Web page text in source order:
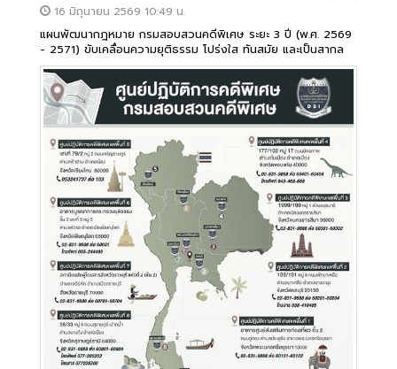
16 มิถุนายน 2569 10:49 น.
แผนพัฒนากฎหมาย กรมสอบสวนคดีพิเศษ ระยะ 3 ปี (พ.ศ. 2569
- 2571) ขับเคลื่อนความยุติธรรม โปร่งใส ทันสมัย และเป็นสากล